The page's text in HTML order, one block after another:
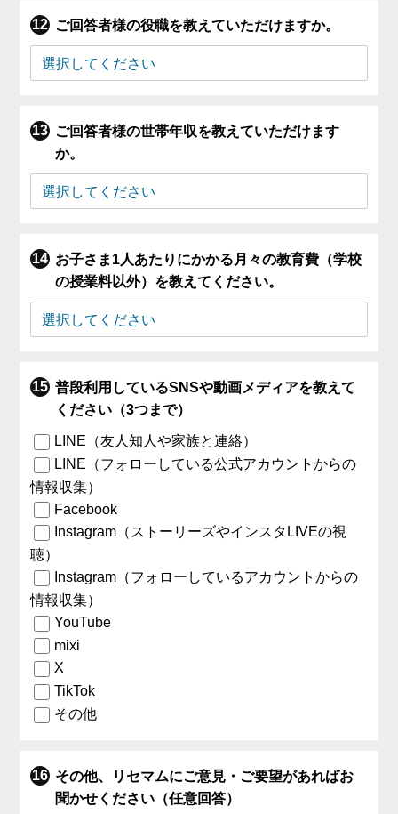
ご回答者様の役職を教えていただけますか。
ご回答者様の世帯年収を教えていただけます
か。
お子さま1人あたりにかかる月々の教育費（学校
の授業料以外）を教えてください。
普段利用しているSNSや動画メディアを教えて
ください（3つまで）
LINE（友人知人や家族と連絡）
LINE（フォローしている公式アカウントからの
情報収集）
Facebook
Instagram（ストーリーズやインスタLIVEの視
聴）
Instagram（フォローしているアカウントからの
情報収集）
YouTube
mixi
X
TikTok
その他
その他、リセマムにご意見・ご要望があればお
聞かせください（任意回答）